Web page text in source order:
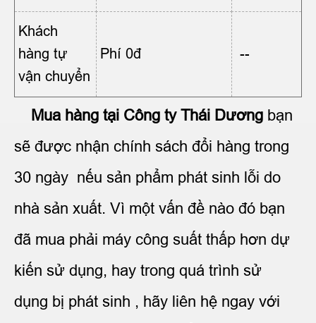
Khách
hàng tự
vận chuyển
Phí 0đ --
Mua hàng tại Công ty Thái Dương bạn
sẽ được nhận chính sách đổi hàng trong
30 ngày nếu sản phẩm phát sinh lỗi do
nhà sản xuất. Vì một vấn đề nào đó bạn
đã mua phải máy công suất thấp hơn dự
kiến sử dụng, hay trong quá trình sử
dụng bị phát sinh , hãy liên hệ ngay với